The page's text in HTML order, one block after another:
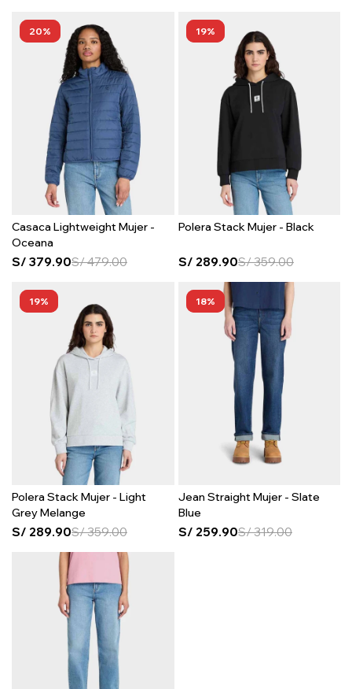
20
Casaca Lightweight Mujer -
Oceana
S/ 379.90S/479.00
19
Polera Stack Mujer - Black
S/ 289.90S/359.00
19
Polera Stack Mujer - Light
Grey Melange
S/ 289.90S/359.00
18
Jean Straight Mujer - Slate
Blue
S/ 259.90S/319.00